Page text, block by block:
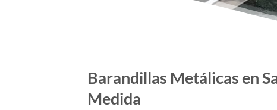
Barandillas Metálicas en
Medida